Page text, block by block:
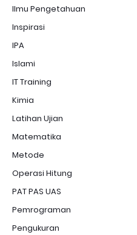
Ilmu Pengetahuan
Inspirasi
IPA
Islami
IT Training
Kimia
Latihan Ujian
Matematika
Metode
Operasi Hitung
PAT PAS UAS
Pemrograman
Pengukuran